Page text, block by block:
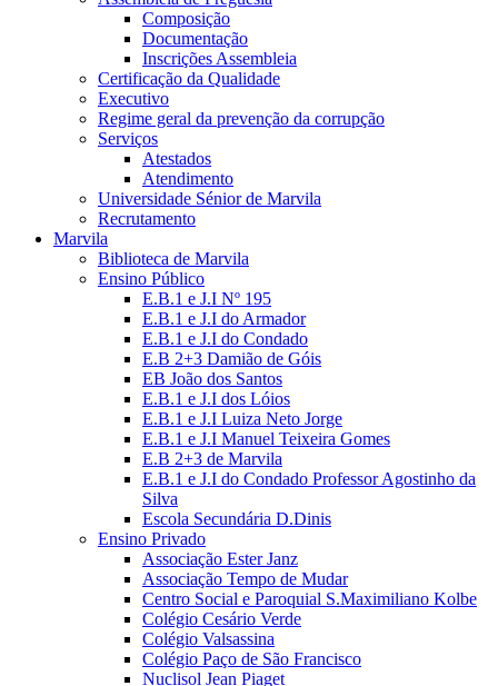
Composição
Documentação
Inscrições Assembleia
Certificação da Qualidade
Executivo
Regime geral da prevenção da corrupção
Serviços
Atestados
Atendimento
Universidade Sénior de Marvila
Recrutamento
Marvila
Biblioteca de Marvila
Ensino Público
E.B.1 e J.I Nº 195
E.B.1 e J.I do Armador
E.B.1 e J.I do Condado
E.B 2+3 Damião de Góis
EB João dos Santos
E.B.1 e J.I dos Lóios
E.B.1 e J.I Luiza Neto Jorge
E.B.1 e J.I Manuel Teixeira Gomes
E.B 2+3 de Marvila
E.B.1 e J.I do Condado Professor Agostinho da
Silva
Escola Secundária D.Dinis
Ensino Privado
Associação Ester Janz
Associação Tempo de Mudar
Centro Social e Paroquial S.Maximiliano Kolbe
Colégio Cesário Verde
Colégio Valsassina
Colégio Paço de São Francisco
Nuclisol Jean Piaget